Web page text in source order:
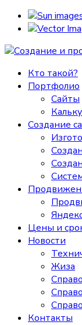
Кто такой?
Портфолио
Сайты
Создание
Цены и
Новости
Жиза
Контакты